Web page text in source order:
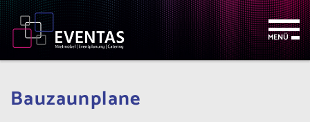
Seitenbereiche:
Zum
Inhalt
Zur
Hauptnavigation
Zur
Footernavigation
MENÜ
Bauzaunplane